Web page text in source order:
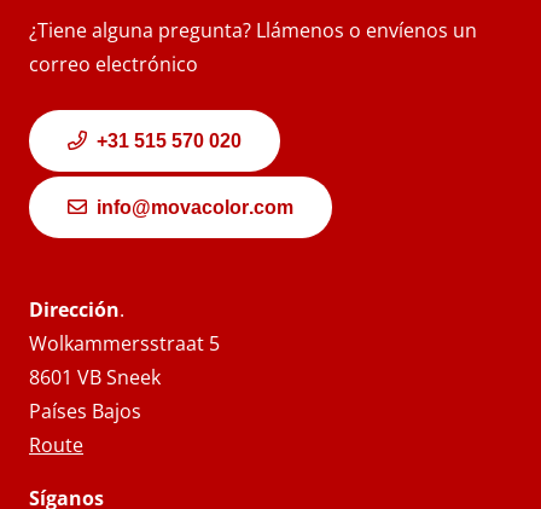
¿Tiene alguna pregunta? Llámenos o envíenos un
correo electrónico
+31 515 570 020
info@movacolor.com
Dirección.
Wolkammersstraat 5
8601 VB Sneek
Países Bajos
Route
Síganos